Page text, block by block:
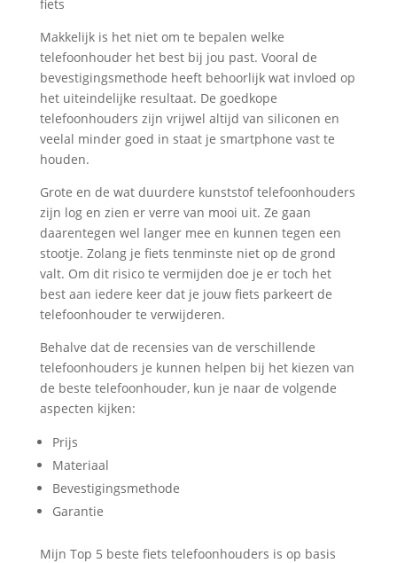
Makkelijk is het niet om te bepalen welke
telefoonhouder het best bij jou past. Vooral de
bevestigingsmethode heeft behoorlijk wat invloed op
het uiteindelijke resultaat. De goedkope
telefoonhouders zijn vrijwel altijd van siliconen en
veelal minder goed in staat je smartphone vast te
houden.
Grote en de wat duurdere kunststof telefoonhouders
zijn log en zien er verre van mooi uit. Ze gaan
daarentegen wel langer mee en kunnen tegen een
stootje. Zolang je fiets tenminste niet op de grond
valt. Om dit risico te vermijden doe je er toch het
best aan iedere keer dat je jouw fiets parkeert de
telefoonhouder te verwijderen.
Behalve dat de recensies van de verschillende
telefoonhouders je kunnen helpen bij het kiezen van
de beste telefoonhouder, kun je naar de volgende
aspecten kijken:
Prijs
Materiaal
Bevestigingsmethode
Garantie
Mijn Top 5 beste fiets telefoonhouders is op basis